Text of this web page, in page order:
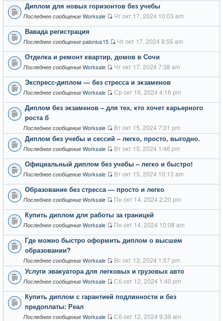
Диплом для новых горизонтов без учебы
Последнее сообщение Worksale Чт окт 17, 2024 10:03 am
Вавада регистрация
Последнее сообщение palonius15 Чт окт 17, 2024 8:55 am
Отделка и ремонт квартир, домов в Сочи
Последнее сообщение Worksale Чт окт 17, 2024 7:38 am
Экспресс-диплом — без стресса и экзаменов
Последнее сообщение Worksale Ср окт 16, 2024 4:16 pm
Диплом без экзаменов – для тех, кто хочет карьерного
роста б
Последнее сообщение Worksale Вт окт 15, 2024 7:31 pm
Диплом без учебы и сессий – легко, просто, выгодно.
Последнее сообщение Worksale Вт окт 15, 2024 1:46 pm
Официальный диплом без учебы – легко и быстро!
Последнее сообщение Worksale Вт окт 15, 2024 10:13 am
Образование без стресса — просто и легко
Последнее сообщение Worksale Пн окт 14, 2024 2:20 pm
Купить диплом для работы за границей
Последнее сообщение Worksale Пн окт 14, 2024 10:08 am
Где можно быстро оформить диплом о высшем
образовании?
Последнее сообщение Worksale Вс окт 13, 2024 1:57 pm
Услуги эвакуатора для легковых и грузовых авто
Последнее сообщение Worksale Сб окт 12, 2024 1:40 pm
Купить диплом с гарантией подлинности и без
предоплаты: Реал
Последнее сообщение Worksale Сб окт 12, 2024 9:39 am